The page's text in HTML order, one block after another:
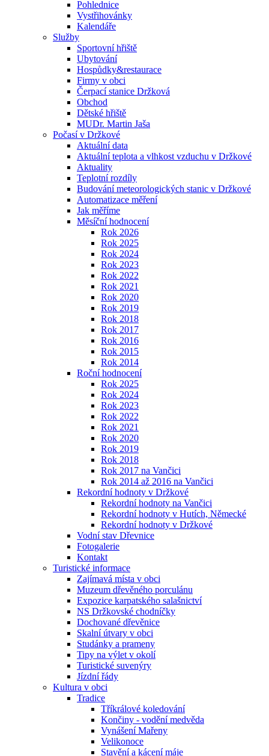
Pohlednice
Vystřihovánky
Kalendáře
Služby
Sportovní hřiště
Ubytování
Hospůdky&restaurace
Firmy v obci
Čerpací stanice Držková
Obchod
Dětské hřiště
MUDr. Martin Jaša
Počasí v Držkové
Aktuální data
Aktuální teplota a vlhkost vzduchu v Držkové
Aktuality
Teplotní rozdíly
Budování meteorologických stanic v Držkové
Automatizace měření
Jak měříme
Měsíční hodnocení
Rok 2026
Rok 2025
Rok 2024
Rok 2023
Rok 2022
Rok 2021
Rok 2020
Rok 2019
Rok 2018
Rok 2017
Rok 2016
Rok 2015
Rok 2014
Roční hodnocení
Rok 2025
Rok 2024
Rok 2023
Rok 2022
Rok 2021
Rok 2020
Rok 2019
Rok 2018
Rok 2017 na Vančici
Rok 2014 až 2016 na Vančici
Rekordní hodnoty v Držkové
Rekordní hodnoty na Vančici
Rekordní hodnoty v Hutích, Německé
Rekordní hodnoty v Držkové
Vodní stav Dřevnice
Fotogalerie
Kontakt
Turistické informace
Zajímavá místa v obci
Muzeum dřevěného porculánu
Expozice karpatského salašnictví
NS Držkovské chodníčky
Dochované dřevěnice
Skalní útvary v obci
Studánky a prameny
Tipy na výlet v okolí
Turistické suvenýry
Jízdní řády
Kultura v obci
Tradice
Tříkrálové koledování
Končiny - vodění medvěda
Vynášení Mařeny
Velikonoce
Stavění a kácení máje